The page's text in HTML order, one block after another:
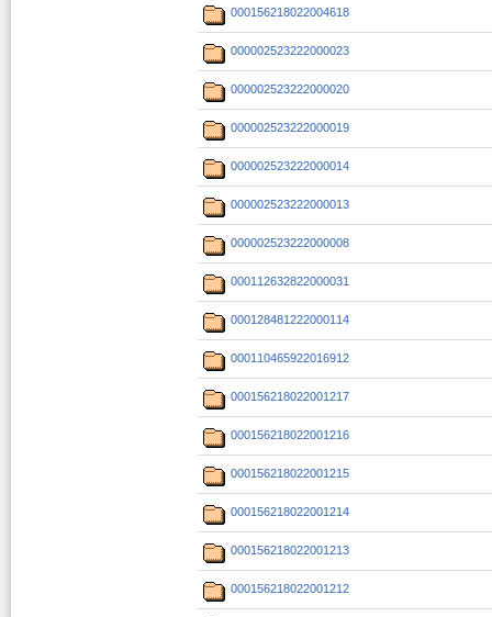
000156218022004618
000002523222000023
000002523222000020
000002523222000019
000002523222000014
000002523222000013
000002523222000008
000112632822000031
000128481222000114
000110465922016912
000156218022001217
000156218022001216
000156218022001215
000156218022001214
000156218022001213
000156218022001212